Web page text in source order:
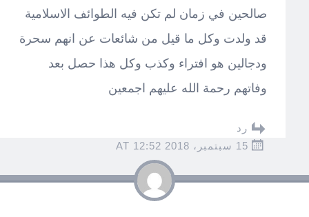
صالحين في زمان لم تكن فيه الطوائف الاسلامية
قد ولدت وكل ما قيل من شائعات عن انهم سحرة
ودجالين هو افتراء وكذب وكل هذا حصل بعد
وفاتهم رحمة الله عليهم اجمعين
رد
15 سبتمبر، 2018 AT 12:52